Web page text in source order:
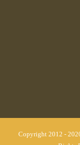
Copyright 2012 -